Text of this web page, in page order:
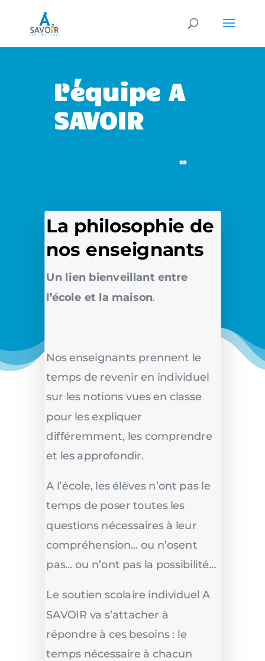
L’équipe A
SAVOIR
La philosophie de
nos enseignants
Un lien bienveillant entre
l’école et la maison.
Nos enseignants prennent le
temps de revenir en individuel
sur les notions vues en classe
pour les expliquer
différemment, les comprendre
et les approfondir.
A l’école, les élèves n’ont pas le
temps de poser toutes les
questions nécessaires à leur
compréhension… ou n’osent
pas… ou n’ont pas la possibilité…
Le soutien scolaire individuel A
SAVOIR va s’attacher à
répondre à ces besoins : le
temps nécessaire à chacun